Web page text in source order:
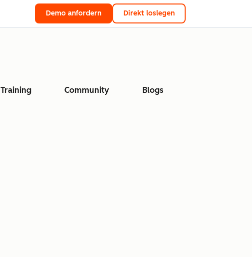
Demo anfordern Direkt loslegen
Training Community Blogs